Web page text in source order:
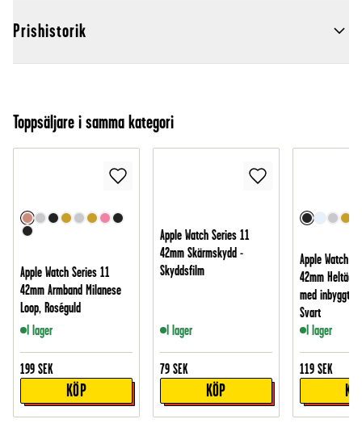
Prishistorik
Toppsäljare i samma kategori
Apple Watch Series 11
42mm Armband Milanese
Loop, Roséguld
I lager
199 SEK
KÖP
Apple Watch Series 11
42mm Skärmskydd -
Skyddsfilm
I lager
79 SEK
KÖP
Apple Watch
42mm
med inbyggt
Svart
I lager
119 SEK